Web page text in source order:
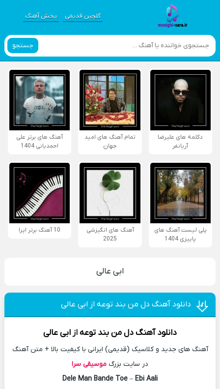
گلچین قدیمی پخش آهنگ
جستجو
دکلمه های علیرضا
آریانفر
تمام آهنگ های امید
جهان
آهنگ های برتر علی
احمدیانی 1404
پلی لیست آهنگ های
پاییزی 1404
آهنگ های انگیزشی
2025
10 آهنگ برتر اپرا
ابی عالی
دانلود آهنگ دل من بند توعه از ابی عالی
دانلود آهنگدل من بند توعهازابی عالی
آهنگ های جدید و کلاسیک (قدیمی) ایرانی با کیفیت بالا + متن آهنگ
در سایت بزرگ موسیقی سرا
Dele Man Bande Toe – Ebi Aali